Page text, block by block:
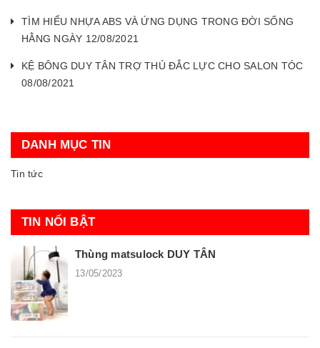
TÌM HIỂU NHỰA ABS VÀ ỨNG DỤNG TRONG ĐỜI SỐNG
HẰNG NGÀY 12/08/2021
KỆ BÔNG DUY TÂN TRỢ THỦ ĐẮC LỰC CHO SALON TÓC
08/08/2021
DANH MỤC TIN
Tin tức
TIN NỔI BẬT
Thùng matsulock DUY TÂN
13/05/2023